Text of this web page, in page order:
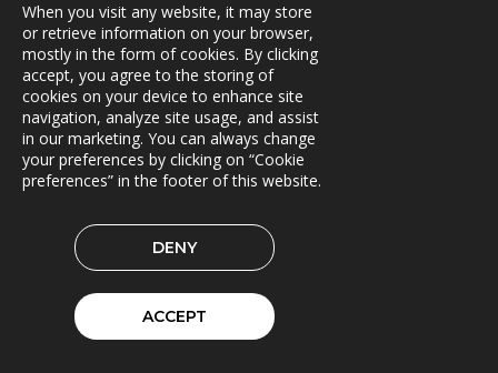
Ny versjon av TNE
13.08.2019
Webportal for jernbanenære tjenester
05.08.2019
Nye versjoner av Lasset (1.31.0 og 1.32.0)
SINUS til Statens vegvesen
Rammeavtale med Atlas Logistik
When you visit any website, it may store
or retrieve information on your browser,
mostly in the form of cookies. By clicking
accept, you agree to the storing of
cookies on your device to enhance site
navigation, analyze site usage, and assist
in our marketing. You can always change
your preferences by clicking on “Cookie
preferences” in the footer of this website.
DENY
ACCEPT